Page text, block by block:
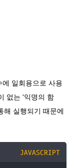
일회용으로 사용
없는 '익명의 함
해 실행되기 때문에
JAVASCRIPT